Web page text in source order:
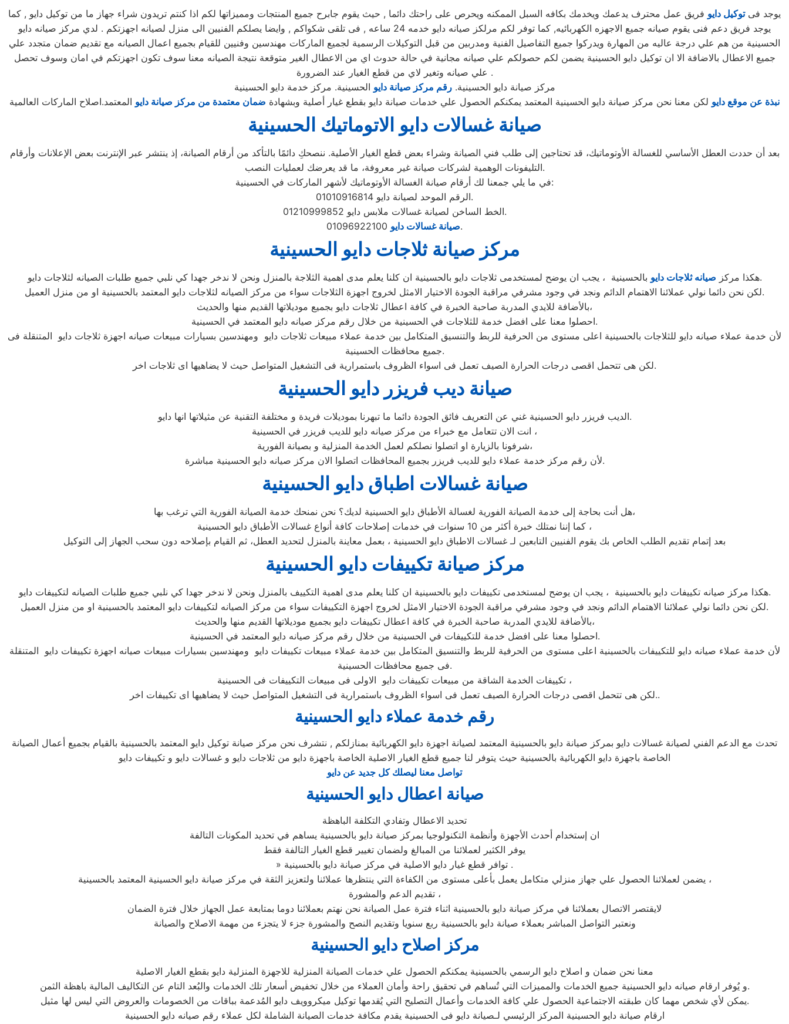
يوجد فىتوكيل دايو فريق عمل محترف يدعمك ويخدمك بكافه السبل الممكنه ويحرص على راحتك دائما , حيث يقوم جابرح جميع المنتجات ومميزاتها لكم اذا كنتم تريدون شراء جهاز ما من توكيل دايو , كما
يوجد فريق دعم فنى يقوم صيانه جميع الاجهزه الكهربائيه, كما توفر لكم مرلكز صيانه دايو خدمه 24 ساعه , فى تلقى شكواكم , وايضا يصلكم الفنيين الى منزل لصيانه اجهزتكم . لدي مركز صيانه دايو
الحسينية من هم علي درجة عاليه من المهارة ويدركوا جميع التفاصيل الفنية ومدربين من قبل التوكيلات الرسمية لجميع الماركات مهندسين وفنيين للقيام بجميع اعمال الصيانه مع تقديم ضمان متجدد علي
جميع الاعطال بالاضافة الا ان توكيل دايو الحسينية يضمن لكم حصولكم علي صيانه مجانية في حالة حدوث اي من الاعطال الغير متوقعة نتيجة الصيانه معنا سوف تكون اجهزتكم في امان وسوف تحصل
علي صيانه وتغير لاي من قطع الغيار عند الضرورة .
مركز صيانة دايو الحسينية.رقم مركز صيانة دايو الحسينية. مركز خدمة دايو الحسينية
نبذة عن موقع دايو لكن معنا نحن مركز صيانة دايو الحسينية المعتمد يمكنكم الحصول علي خدمات صيانة دايو بقطع غيار أصلية وبشهادة ضمان معتمدة من مركز صيانة دايو المعتمد.اصلاح الماركات العالمية
صيانة غسالات دايو الاتوماتيك الحسينية
بعد أن حددت العطل الأساسي للغسالة الأوتوماتيك، قد تحتاجين إلى طلب فني الصيانة وشراء بعض قطع الغيار الأصلية. ننصحكِ دائمًا بالتأكد من أرقام الصيانة، إذ ينتشر عبر الإنترنت بعض الإعلانات وأرقام
التليفونات الوهمية لشركات صيانة غير معروفة، ما قد يعرضك لعمليات النصب.
في ما يلي جمعنا لك أرقام صيانة الغسالة الأوتوماتيك لأشهر الماركات في الحسينية:
الرقم الموحد لصيانة دايو 01010916814.
الخط الساخن لصيانة غسالات ملابس دايو 01210999852.
صيانة غسالات دايو01096922100.
مركز صيانة ثلاجات دايو الحسينية
هكذا مركز صيانه ثلاجات دايو
بالحسينية ، يجب ان يوضح لمستخدمى ثلاجات دايو بالحسينية ان كلنا يعلم مدى اهمية الثلاجة بالمنزل ونحن لا ندخر جهدا كي نلبي جميع طلبات الصيانه لثلاجات دايو.
لكن نحن دائما نولي عملائنا الاهتمام الدائم ونجد في وجود مشرفي مراقبة الجودة الاختيار الامثل لخروج اجهزة الثلاجات سواء من مركز الصيانه لثلاجات دايو المعتمد بالحسينية او من منزل العميل.
بالأضافة للايدي المدربة صاحبة الخبرة في كافة اعطال ثلاجات دايو بجميع موديلاتها القديم منها والحديث،
احصلوا معنا على افضل خدمة للثلاجات في الحسينية من خلال رقم مركز صيانه دايو المعتمد في الحسينية.
لأن خدمة عملاء صيانه دايو للثلاجات بالحسينية اعلى مستوى من الحرفية للربط والتنسيق المتكامل بين خدمة عملاء مبيعات ثلاجات دايو ومهندسين بسيارات مبيعات صيانه اجهزة ثلاجات دايو المتنقلة فى
جميع محافظات الحسينية.
لكن هى تتحمل اقصى درجات الحرارة الصيف تعمل فى اسواء الظروف باستمرارية فى التشغيل المتواصل حيث لا يضاهيها اى ثلاجات اخر.
صيانة ديب فريزر دايو الحسينية
الديب فريزر دايو الحسينية غني عن التعريف فائق الجودة دائما ما تبهرنا بموديلات فريدة و مختلفة التقنية عن مثيلاتها انها دايو.
انت الان تتعامل مع خبراء من مركز صيانه دايو للديب فريزر في الحسينية ،
شرفونا بالزيارة او اتصلوا نصلكم لعمل الخدمة المنزلية و بصيانة الفورية،
لأن رقم مركز خدمة عملاء دايو للديب فريزر بجميع المحافظات اتصلوا الان مركز صيانه دايو الحسينية مباشرة.
صيانة غسالات اطباق دايو الحسينية
هل أنت بحاجة إلى خدمة الصيانة الفورية لغسالة الأطباق دايو الحسينية لديك؟ نحن نمنحك خدمة الصيانة الفورية التي ترغب بها،
كما إننا نمتلك خبرة أكثر من 10 سنوات في خدمات إصلاحات كافة أنواع غسالات الأطباق دايو الحسينية ،
بعد إتمام تقديم الطلب الخاص بك يقوم الفنيين التابعين لـ غسالات الاطباق دايو الحسينية ، بعمل معاينة بالمنزل لتحديد العطل، ثم القيام بإصلاحه دون سحب الجهاز إلى التوكيل
مركز صيانة تكييفات دايو الحسينية
هكذا مركز صيانه تكييفات دايو بالحسينية ، يجب ان يوضح لمستخدمى تكييفات دايو بالحسينية ان كلنا يعلم مدى اهمية التكييف بالمنزل ونحن لا ندخر جهدا كي نلبي جميع طلبات الصيانه لتكييفات دايو.
لكن نحن دائما نولي عملائنا الاهتمام الدائم ونجد في وجود مشرفي مراقبة الجودة الاختيار الامثل لخروج اجهزة التكييفات سواء من مركز الصيانه لتكييفات دايو المعتمد بالحسينية او من منزل العميل.
بالأضافة للايدي المدربة صاحبة الخبرة في كافة اعطال تكييفات دايو بجميع موديلاتها القديم منها والحديث،
احصلوا معنا على افضل خدمة للتكييفات في الحسينية من خلال رقم مركز صيانه دايو المعتمد في الحسينية.
لأن خدمة عملاء صيانه دايو للتكييفات بالحسينية اعلى مستوى من الحرفية للربط والتنسيق المتكامل بين خدمة عملاء مبيعات تكييفات دايو ومهندسين بسيارات مبيعات صيانه اجهزة تكييفات دايو المتنقلة
فى جميع محافظات الحسينية.
تكييفات الخدمة الشاقة من مبيعات تكييفات دايو الاولى فى مبيعات التكييفات فى الحسينية ،
لكن هى تتحمل اقصى درجات الحرارة الصيف تعمل فى اسواء الظروف باستمرارية فى التشغيل المتواصل حيث لا يضاهيها اى تكييفات اخر..
رقم خدمة عملاء دايو الحسينية
تحدث مع الدعم الفني لصيانة غسالات دايو بمركز صيانة دايو بالحسينية المعتمد لصيانة اجهزة دايو الكهربائية بمنازلكم , نتشرف نحن مركز صيانة توكيل دايو المعتمد بالحسينية بالقيام بجميع أعمال الصيانة
الخاصة باجهزة دايو الكهربائية بالحسينية حيث يتوفر لنا جميع قطع الغيار الاصلية الخاصة باجهزة دايو من ثلاجات دايو و غسالات دايو و تكييفات دايو
تواصل معنا ليصلك كل جديد عن دايو
صيانة اعطال دايو الحسينية
تحديد الاعطال وتفادي التكلفة الباهظة
ان إستخدام أحدث الأجهزة وأنظمة التكنولوجيا بمركز صيانة دايو بالحسينية يساهم في تحديد المكونات التالفة
يوفر الكثير لعملائنا من المبالغ ولضمان تغيير قطع الغيار التالفة فقط
» توافر قطع غيار دايو الاصلية في مركز صيانة دايو بالحسينية .
يضمن لعملائنا الحصول علي جهاز منزلي متكامل يعمل بأعلى مستوى من الكفاءة التي ينتظرها عملائنا ولتعزيز الثقة في مركز صيانة دايو الحسينية المعتمد بالحسينية ،
تقديم الدعم والمشورة ،
لايقتصر الاتصال بعملائنا في مركز صيانة دايو بالحسينية اثناء فترة عمل الصيانة نحن نهتم بعملائنا دوما بمتابعة عمل الجهاز خلال فترة الضمان
ونعتبر التواصل المباشر بعملاء صيانة دايو بالحسينية ربع سنويا وتقديم النصح والمشورة جزء لا يتجزء من مهمة الاصلاح والصيانة
مركز اصلاح دايو الحسينية
معنا نحن ضمان و اصلاح دايو الرسمي بالحسينية يمكنكم الحصول علي خدمات الصيانة المنزلية للاجهزة المنزلية دايو بقطع الغيار الاصلية
و يُوفر ارقام صيانه دايو الحسينية جميع الخدمات والمميزات التي تُساهم في تحقيق راحة وأمان العملاء من خلال تخفيض أسعار تلك الخدمات والبُعد التام عن التكاليف المالية باهظة الثمن.
يمكن لأي شخص مهما كان طبقته الاجتماعية الحصول علي كافة الخدمات وأعمال التصليح التي يُقدمها توكيل ميكروويف دايو المُدعمة بباقات من الخصومات والعروض التي ليس لها مثيل.
ارقام صيانة دايو الحسينية المركز الرئيسي لـصيانة دايو فى الحسينية يقدم مكافة خدمات الصيانة الشاملة لكل عملاء رقم صيانه دايو الحسينية